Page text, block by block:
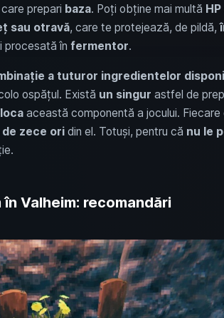
care prepari baza. Poți obține mai multă HP
sau otravă, care te protejează, de pildă,
procesată în fermentor.
a tuturor ingredientelor
ospățul. Există un singur astfel de
această componentă a jocului.
de zece oridin el. Totuși, pentru că nu le
Valheim: recomandări